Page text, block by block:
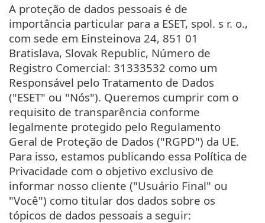
A proteção de dados pessoais é de
importância particular para a ESET, spol. s r. o.,
com sede em Einsteinova 24, 851 01
Bratislava, Slovak Republic, Número de
Registro Comercial: 31333532 como um
Responsável pelo Tratamento de Dados
("ESET" ou "Nós"). Queremos cumprir com o
requisito de transparência conforme
legalmente protegido pelo Regulamento
Geral de Proteção de Dados ("RGPD") da UE.
Para isso, estamos publicando essa Política de
Privacidade com o objetivo exclusivo de
informar nosso cliente ("Usuário Final" ou
"Você") como titular dos dados sobre os
tópicos de dados pessoais a seguir: